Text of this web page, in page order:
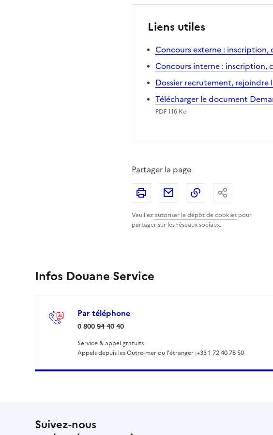
Liens utiles
Concours externe : inscription,
Concours interne : inscription,
Dossier recrutement, rejoindre
Télécharger le document
PDF 116 Ko
Partager la page
Veuillezautoriser le dépôt de cookies pour
partager sur les réseaux sociaux.
Imprimer Partager par email
Copier le lien
Infos Douane Service
Par téléphone
: 0 800 94 40 40
0 800 94 40 40
Service & appel gratuits
Appels depuis les Outre-mer ou l'étranger :+33 1 72 40 78 50
Suivez-nous